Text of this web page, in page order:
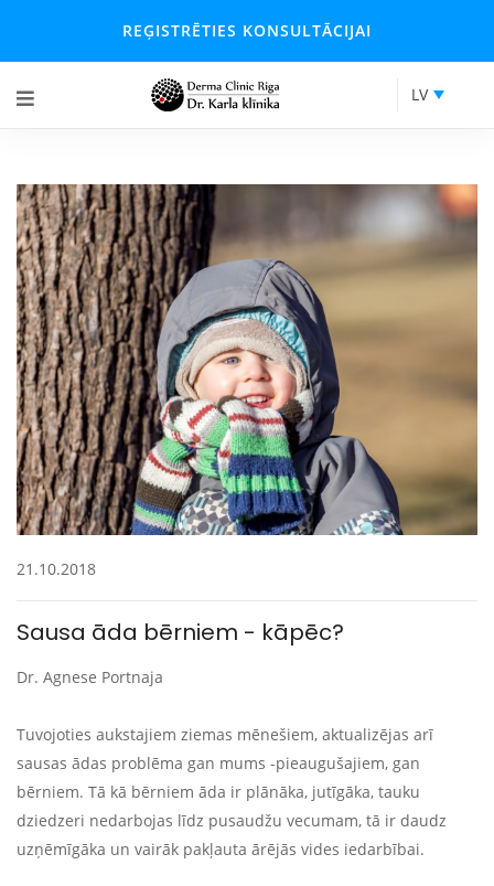
REĢISTRĒTIES KONSULTĀCIJAI
LV
21.10.2018
Sausa āda bērniem - kāpēc?
Dr. Agnese Portnaja
Tuvojoties aukstajiem ziemas mēnešiem, aktualizējas arī
sausas ādas problēma gan mums -pieaugušajiem, gan
bērniem. Tā kā bērniem āda ir plānāka, jutīgāka, tauku
dziedzeri nedarbojas līdz pusaudžu vecumam, tā ir daudz
uzņēmīgāka un vairāk pakļauta ārējās vides iedarbībai.